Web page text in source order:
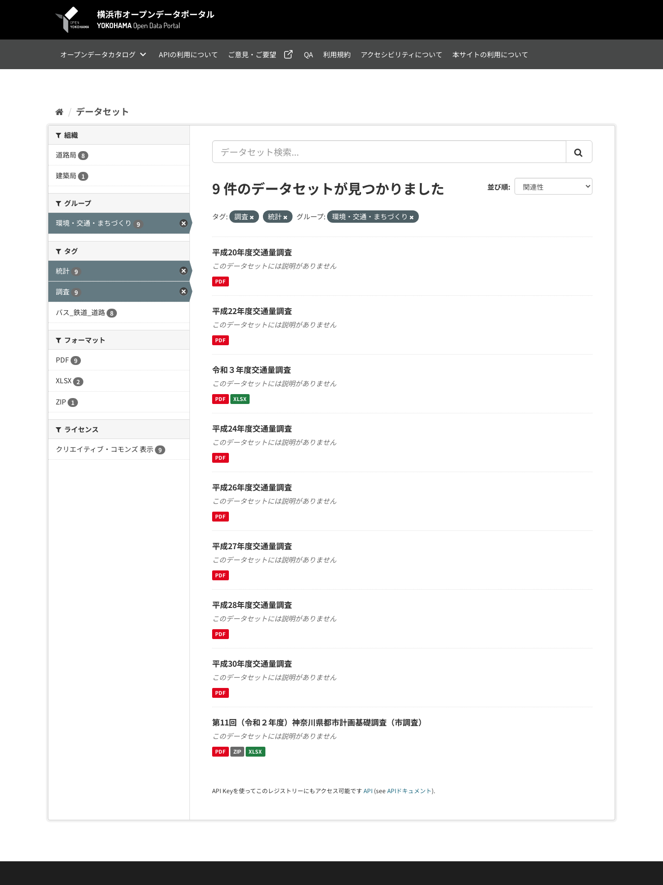
オープンデータカタログ APIの利用について ご意見・ご要望 QA 利用規約 アクセシビリティについて 本サイトの利用について
データセット
組織
道路局
8
建築局 1
グループ
環境・交通・まちづくり
9
タグ
統計 9
調査 9
バス_鉄道_道路 8
フォーマット
PDF 9
XLSX 2
ZIP 1
ライセンス
クリエイティブ・コモンズ 表示 9
並び順
9 件のデータセットが見つかりました
タグ: 調査 統計 グループ: 環境・交通・まちづくり
平成20年度交通量調査
このデータセットには説明がありません
PDF
平成22年度交通量調査
このデータセットには説明がありません
PDF
令和３年度交通量調査
このデータセットには説明がありません
PDF XLSX
平成24年度交通量調査
このデータセットには説明がありません
PDF
平成26年度交通量調査
このデータセットには説明がありません
PDF
平成27年度交通量調査
このデータセットには説明がありません
PDF
平成28年度交通量調査
このデータセットには説明がありません
PDF
平成30年度交通量調査
このデータセットには説明がありません
PDF
第11回（令和２年度）神奈川県都市計画基礎調査（市調査）
このデータセットには説明がありません
PDF ZIP XLSX
API Keyを使ってこのレジストリーにもアクセス可能です API (see APIドキュメント).